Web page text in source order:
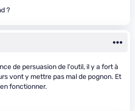
?
de persuasion de l'outil, il y a fort à
vont y mettre pas mal de pognon. Et
fonctionner.